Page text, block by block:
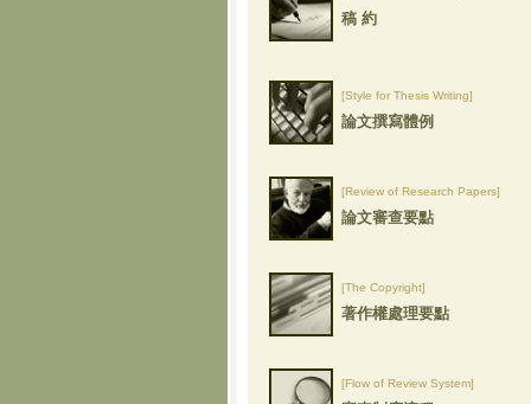
稿 約
[Style for Thesis Writing]
論文撰寫體例
[Review of Research Papers]
論文審查要點
[The Copyright]
著作權處理要點
[Flow of Review System]